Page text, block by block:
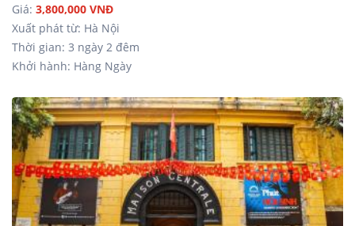
Giá: 3,800,000 VNĐ
Xuất phát từ: Hà Nội
Thời gian: 3 ngày 2 đêm
Khởi hành: Hàng Ngày